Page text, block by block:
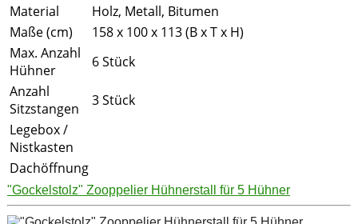
Material
Holz, Metall, Bitumen
Maße (cm)
158 x 100 x 113 (B x T x H)
Max. Anzahl
Hühner
6 Stück
Anzahl
Sitzstangen
3 Stück
Legebox /
Nistkasten
Dachöffnung
"Gockelstolz" Zooppelier Hühnerstall für 5 Hühner